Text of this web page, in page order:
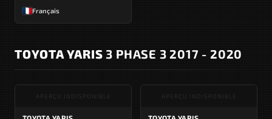
Français
TOYOTA YARIS 3 PHASE 3 2017 - 2020
APERÇU INDISPONIBLE APERÇU INDISPONIBLE